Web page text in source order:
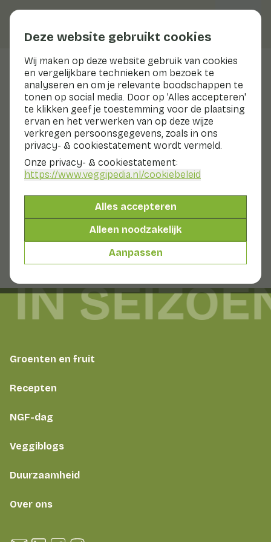
Deze website gebruikt cookies
Wij maken op deze website gebruik van cookies
en vergelijkbare technieken om bezoek te
analyseren en om je relevante boodschappen te
tonen op social media. Door op 'Alles accepteren'
te klikken geef je toestemming voor de plaatsing
ervan en het verwerken van op deze wijze
verkregen persoonsgegevens, zoals in ons
privacy- & cookiestatement wordt vermeld.
Onze privacy- & cookiestatement:
https://www.veggipedia.nl/cookiebeleid
Alles accepteren
Alleen noodzakelijk
Aanpassen
Japanse mosterdsla (Mizuna)
Voedingswaarden japanse mosterdsla
(mizuna)
Hieronder vind je een compleet overzicht van alle
voedingswaarden, met eventuele verschillende
bereidingswijzen.
Raapstelen rauw
Raapstelen gekookt
Groenten en fruit
Recepten
NGF-dag
Veggiblogs
Duurzaamheid
Over ons